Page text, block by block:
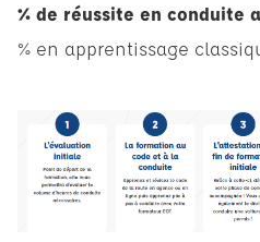
% de réussite en conduite
% en apprentissage